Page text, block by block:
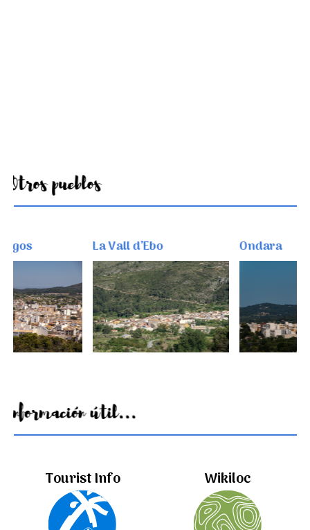
Otros pueblos
La Vall d’Ebo Ondara
Información útil...
Tourist Info Wikiloc